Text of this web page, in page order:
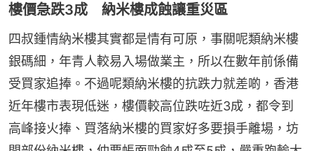
樓價急跌3成 納米樓成蝕讓重災區
四叔鍾情納米樓其實都是情有可原，事關呢類納米樓
銀碼細，年青人較易入場做業主，所以在數年前係備
受買家追捧。不過呢類納米樓的抗跌力就差啲，香港
近年樓市表現低迷，樓價較高位跌咗近3成，都令到
高峰接火捧、買落納米樓的買家好多要損手離場，坊